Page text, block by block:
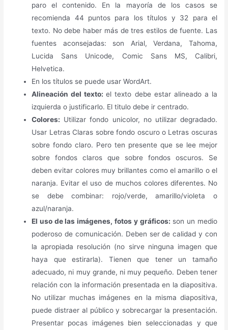
paro el contenido. En la mayoría de los casos se
recomienda 44 puntos para los títulos y 32 para el
texto. No debe haber más de tres estilos de fuente. Las
fuentes aconsejadas: son Arial, Verdana, Tahoma,
Lucida Sans Unicode, Comic Sans MS, Calibri,
Helvetica.
En los títulos se puede usar WordArt.
Alineación del texto:el texto debe estar alineado a la
izquierda o justificarlo. El titulo debe ir centrado.
Colores: Utilizar fondo unicolor, no utilizar degradado.
Usar Letras Claras sobre fondo oscuro o Letras oscuras
sobre fondo claro. Pero ten presente que se lee mejor
sobre fondos claros que sobre fondos oscuros. Se
deben evitar colores muy brillantes como el amarillo o el
naranja. Evitar el uso de muchos colores diferentes. No
se debe combinar: rojo/verde, amarillo/violeta o
azul/naranja.
El uso de las imágenes, fotos y gráficos: son un medio
poderoso de comunicación. Deben ser de calidad y con
la apropiada resolución (no sirve ninguna imagen que
haya que estirarla). Tienen que tener un tamaño
adecuado, ni muy grande, ni muy pequeño. Deben tener
relación con la información presentada en la diapositiva.
No utilizar muchas imágenes en la misma diapositiva,
puede distraer al público y sobrecargar la presentación.
Presentar pocas imágenes bien seleccionadas y que